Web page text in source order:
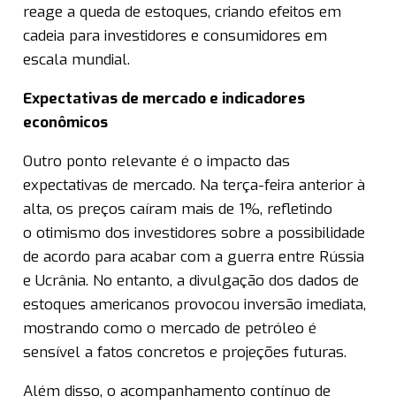
reage a queda de estoques, criando efeitos em
cadeia para investidores e consumidores em
escala mundial.
Expectativas de mercado e indicadores
econômicos
Outro ponto relevante é o impacto das
expectativas de mercado. Na terça-feira anterior à
alta, os preços caíram mais de 1%, refletindo
o otimismo dos investidores sobre a possibilidade
de acordo para acabar com a guerra entre Rússia
e Ucrânia. No entanto, a divulgação dos dados de
estoques americanos provocou inversão imediata,
mostrando como o mercado de petróleo é
sensível a fatos concretos e projeções futuras.
Além disso, o acompanhamento contínuo de